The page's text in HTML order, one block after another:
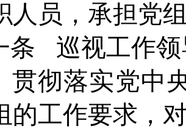
人员，承担党
条
巡视工作
贯彻落实党中
的工作要求，